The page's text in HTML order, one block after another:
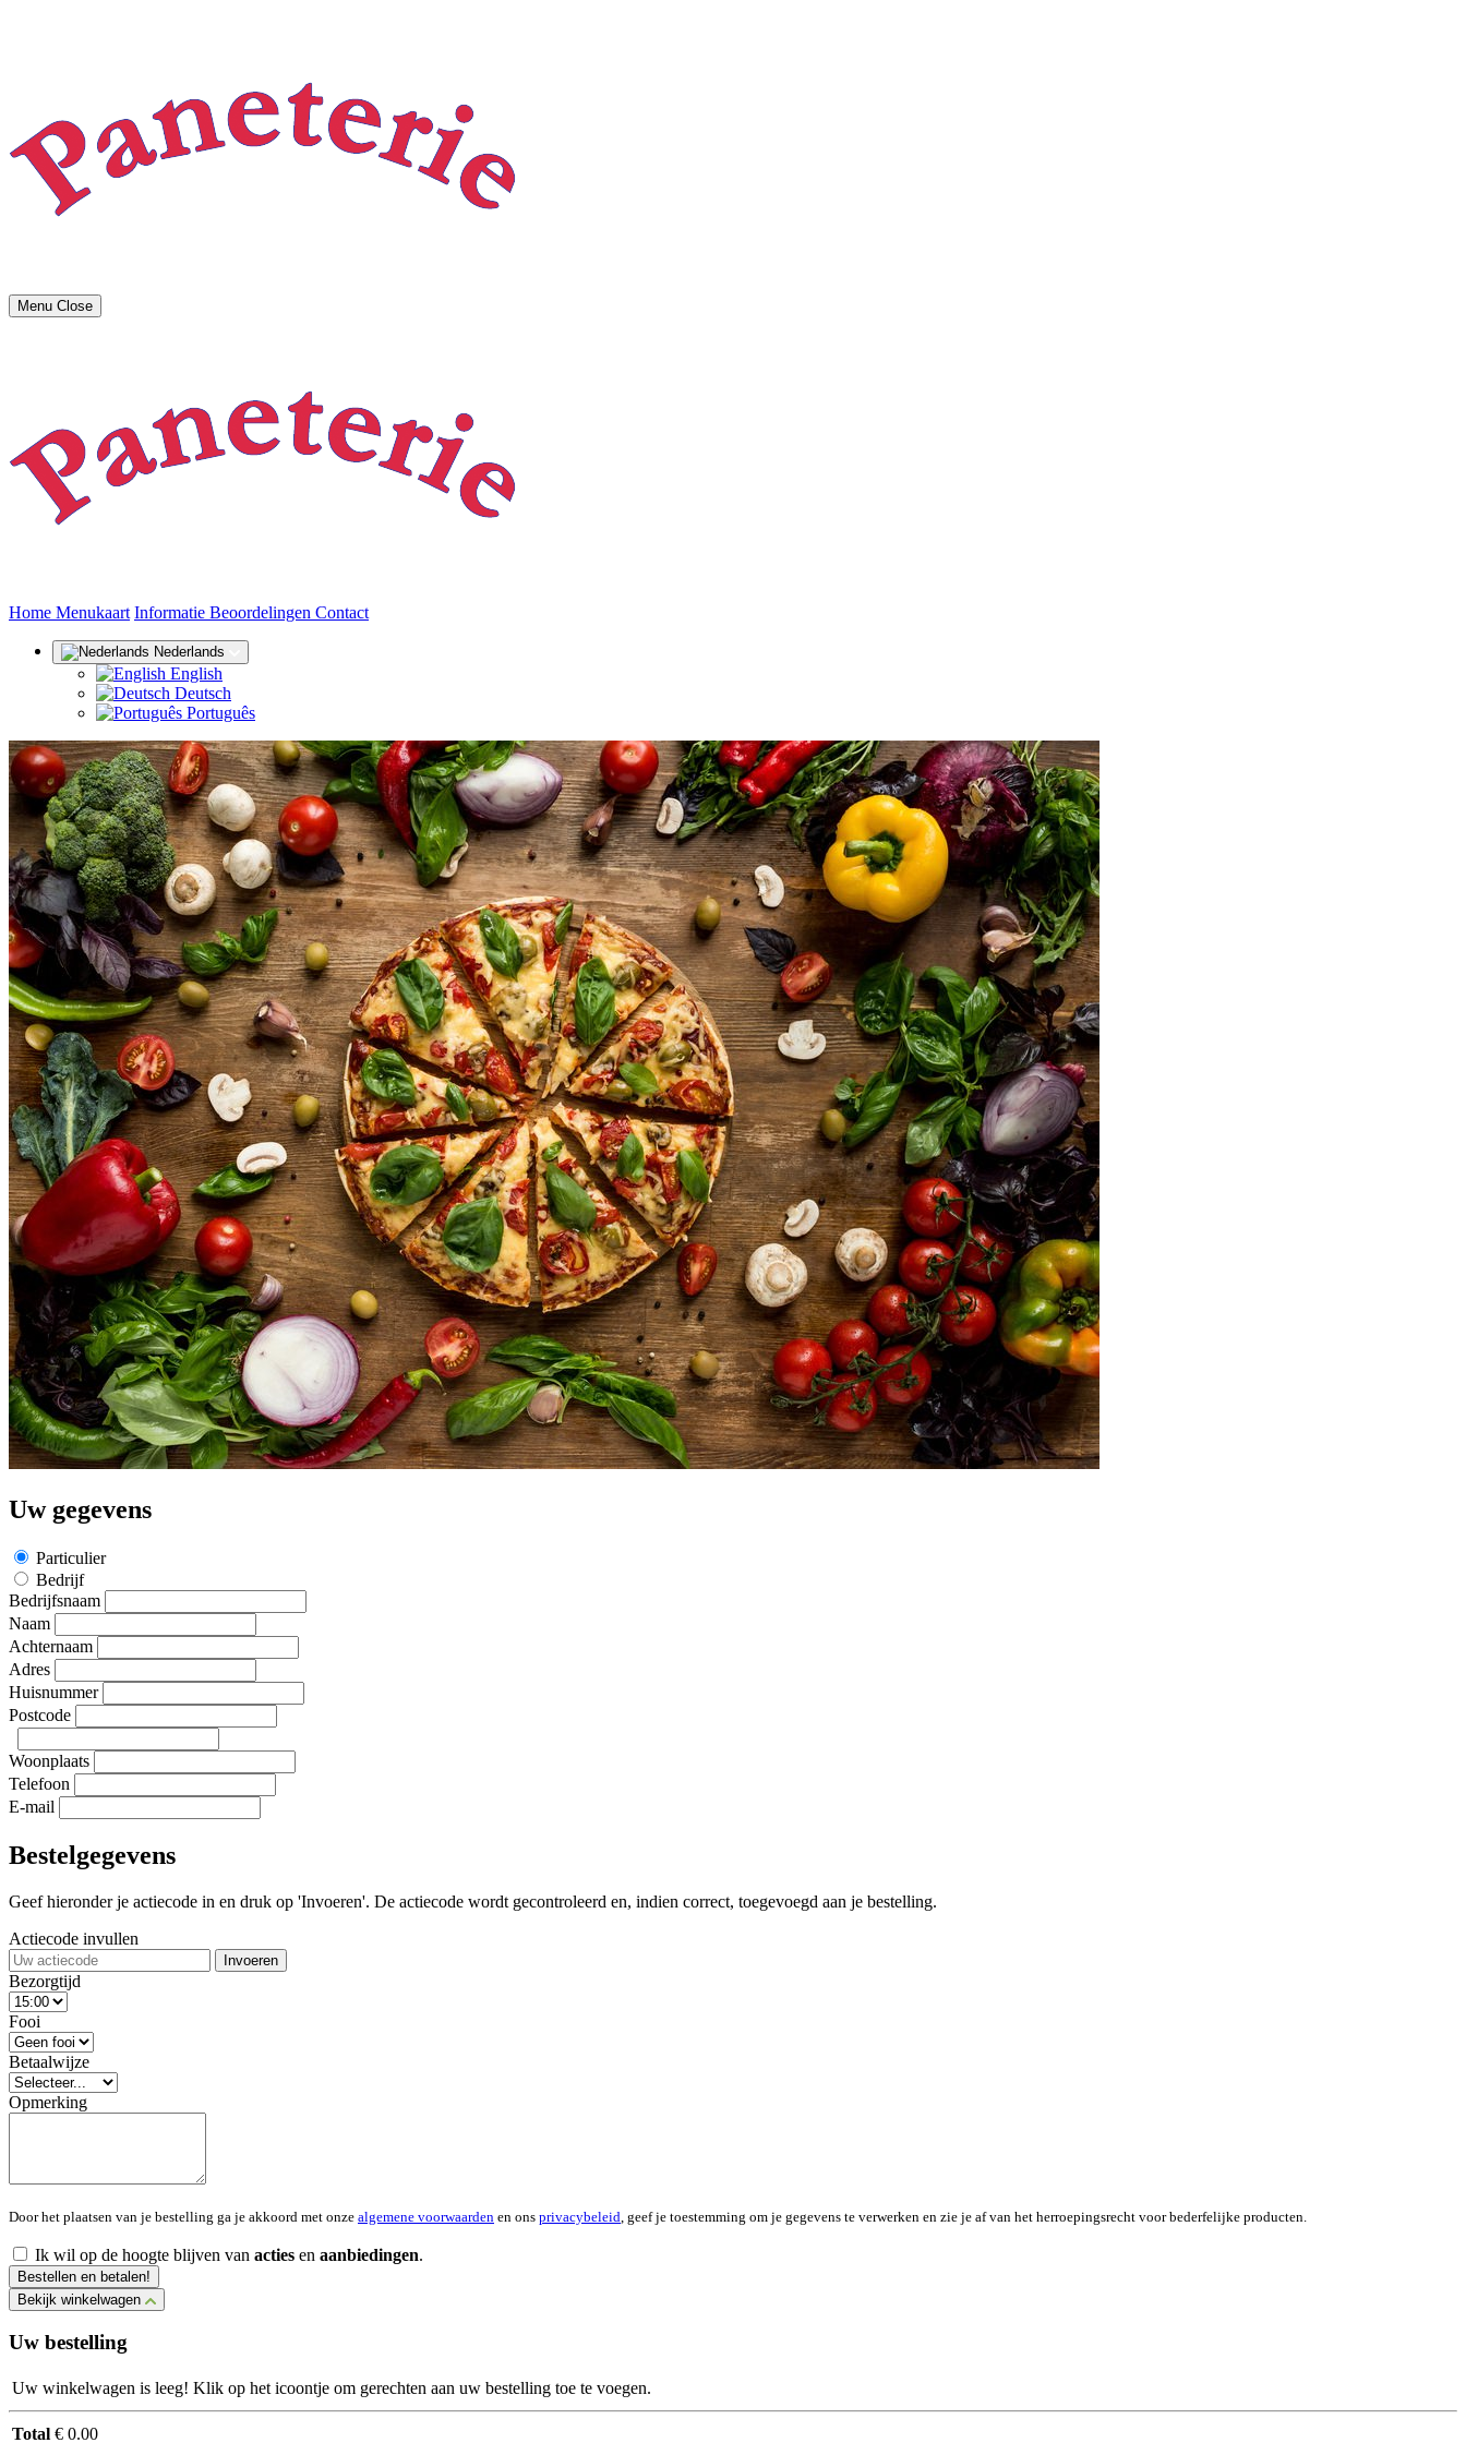
Menu Close
Home (huidige)
Menukaart Informatie Beoordelingen Contact
Nederlands
English
Deutsch
Português
Uw gegevens
Particulier
Bedrijf
Bedrijfsnaam
Naam
Achternaam
Adres
Huisnummer
Postcode
Woonplaats
Telefoon
E-mail
Bestelgegevens
Geef hieronder je actiecode in en druk op 'Invoeren'. De actiecode wordt gecontroleerd en, indien correct, toegevoegd aan je bestelling.
Actiecode invullen
Invoeren
Bezorgtijd
Fooi
Betaalwijze
Opmerking
Door het plaatsen van je bestelling ga je akkoord met onze algemene voorwaarden en ons privacybeleid , geef je toestemming om je gegevens te verwerken en zie je af van het herroepingsrecht voor bederfelijke producten.
Ik wil op de hoogte blijven van acties en aanbiedingen.
Bestellen en betalen!
Bekijk winkelwagen
Uw bestelling
Uw winkelwagen is leeg! Klik op het icoontje om gerechten aan uw bestelling toe te voegen.
Total € 0.00